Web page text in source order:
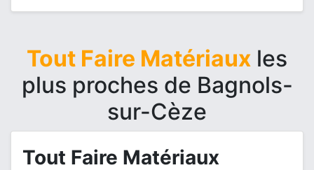
Tout Faire Matériaux les
plus proches de Bagnols-
sur-Cèze
Tout Faire Matériaux